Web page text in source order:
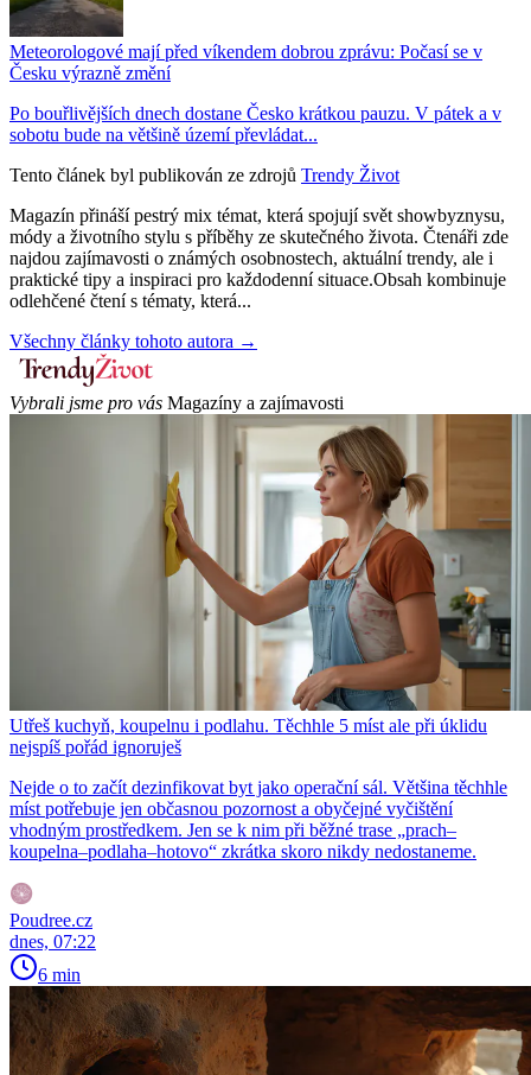
Meteorologové mají před víkendem dobrou zprávu: Počasí se v
Česku výrazně změní
Po bouřlivějších dnech dostane Česko krátkou pauzu. V pátek a v
sobotu bude na většině území převládat...
Tento článek byl publikován ze zdrojů Trendy Život
Magazín přináší pestrý mix témat, která spojují svět showbyznysu,
módy a životního stylu s příběhy ze skutečného života. Čtenáři zde
najdou zajímavosti o známých osobnostech, aktuální trendy, ale i
praktické tipy a inspiraci pro každodenní situace.Obsah kombinuje
odlehčené čtení s tématy, která...
Všechny články tohoto autora →
Vybrali jsme pro vás Magazíny a zajímavosti
Utřeš kuchyň, koupelnu i podlahu. Těchhle 5 míst ale při úklidu
nejspíš pořád ignoruješ
Nejde o to začít dezinfikovat byt jako operační sál. Většina těchhle
míst potřebuje jen občasnou pozornost a obyčejné vyčištění
vhodným prostředkem. Jen se k nim při běžné trase „prach–
koupelna–podlaha–hotovo“ zkrátka skoro nikdy nedostaneme.
Poudree.cz
dnes, 07:22
6 min